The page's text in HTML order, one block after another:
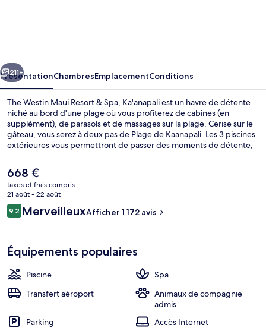
&
Spa,
Ka'anapali
Suivant
211+
PrésentationChambresEmplacementConditions
The Westin Maui Resort & Spa, Ka'anapali est un havre de détente
niché au bord d'une plage où vous profiterez de cabines (en
supplément), de parasols et de massages sur la plage. Cerise sur le
gâteau, vous serez à deux pas de Plage de Kaanapali. Les 3 piscines
extérieures vous permettront de passer des moments de détente,
des massages aux pierres chaudes, des soins du visage et des
gommages corporels. L'établissement Waicoco, l'un des 2
restaurants, sert des spécialités Cuisine hawaïenne et est ouvert
pour le petit déjeuner, le déjeuner et le dîner. Cet hôtel de luxe
abrite en outre 2 bars/lounges, un bar en bord de piscine et une
salle de fitness ouverte 24 h/24. Les autres voyageurs sont séduits
Le
prix
actuel
est
de
668 €
taxes et frais compris
21 août - 22 août
Avis
voyageurs
9,29,2 sur 10
MerveilleuxAfficher 1 172 avis
Équipements populaires
Piscine
Spa
Transfert aéroport
Animaux de compagnie
admis
Parking
Accès Internet